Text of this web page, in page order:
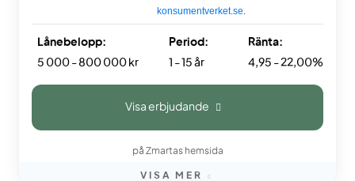
konsumentverket.se.
Lånebelopp:
5 000 - 800 000 kr
Period:
1 - 15 år
Ränta:
4,95 - 22,00%
Visa erbjudande
på Zmartas hemsida
VISA MER